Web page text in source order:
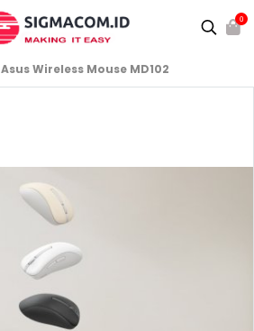
0
Asus Wireless Mouse MD102